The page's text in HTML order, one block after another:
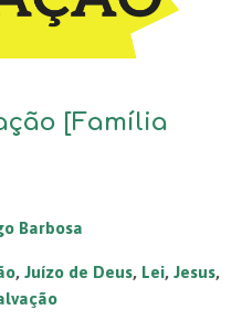
[Família
Barbosa
, Juízo de Deus, Lei, Jesus,